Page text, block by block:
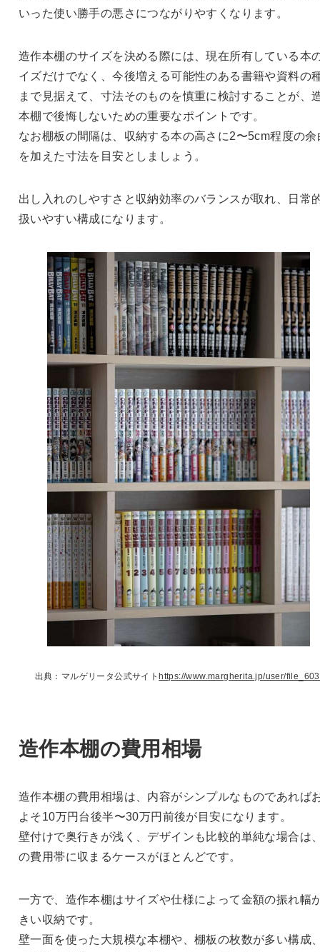
いった使い勝手の悪さにつながりやすくなります。
造作本棚のサイズを決める際には、現在所有している本
イズだけでなく、今後増える可能性のある書籍や資料の
まで見据えて、寸法そのものを慎重に検討することが、
本棚で後悔しないための重要なポイントです。
なお棚板の間隔は、収納する本の高さに2〜5cm程度の余
を加えた寸法を目安としましょう。
出し入れのしやすさと収納効率のバランスが取れ、日常
扱いやすい構成になります。
出典：マルゲリータ公式サイトhttps://www.margherita.jp/user/
造作本棚の費用相場
造作本棚の費用相場は、内容がシンプルなものであれば
よそ10万円台後半〜30万円前後が目安になります。
壁付けで奥行きが浅く、デザインも比較的単純な場合は
の費用帯に収まるケースがほとんどです。
一方で、造作本棚はサイズや仕様によって金額の振れ幅
きい収納です。
壁一面を使った大規模な本棚や、棚板の枚数が多い構成